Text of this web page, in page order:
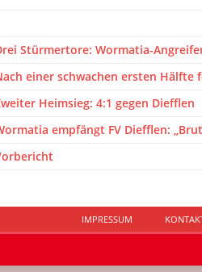
Stürmertore: Wormatia-
einer schwachen ersten Hälfte
Heimsieg: 4:1 gegen Diefflen
empfängt FV Diefflen:
IMPRESSUM